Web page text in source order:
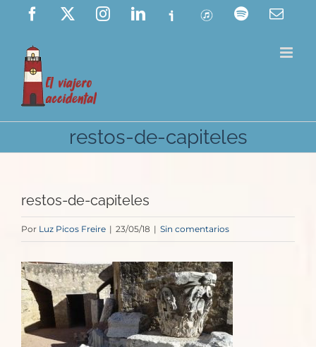
Saltar
contenido
Facebook InstagramLinkedIn
Ivoox ITunes Spotify
restos-de-capiteles
restos-de-capiteles
Por Luz Picos Freire | 23/05/18 | Sin comentarios